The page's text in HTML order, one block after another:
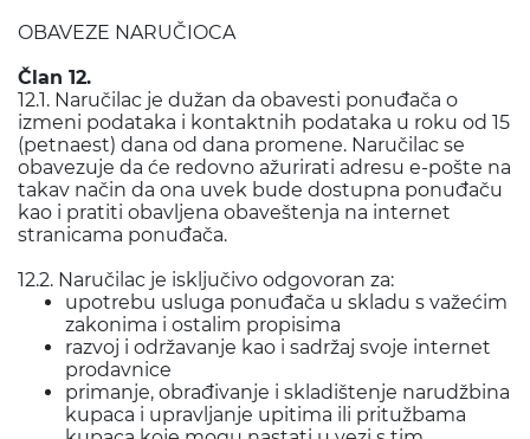
OBAVEZE NARUČIOCA
Član 12.
12.1. Naručilac je dužan da obavesti ponuđača o
izmeni podataka i kontaktnih podataka u roku od 15
(petnaest) dana od dana promene. Naručilac se
obavezuje da će redovno ažurirati adresu e-pošte na
takav način da ona uvek bude dostupna ponuđaču
kao i pratiti obavljena obaveštenja na internet
stranicama ponuđača.
12.2. Naručilac je isključivo odgovoran za:
upotrebu usluga ponuđača u skladu s važećim
zakonima i ostalim propisima
razvoj i održavanje kao i sadržaj svoje internet
prodavnice
primanje, obrađivanje i skladištenje narudžbina
kupaca i upravljanje upitima ili pritužbama